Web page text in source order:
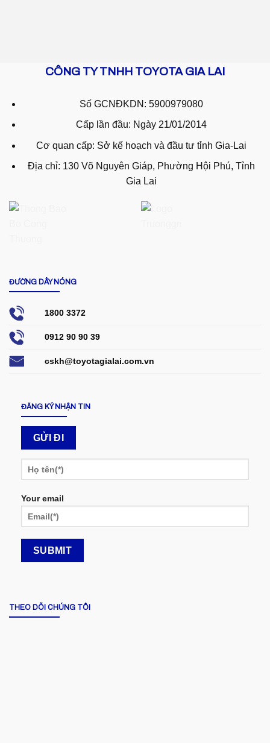
CÔNG TY TNHH TOYOTA GIA LAI
Số GCNĐKDN: 5900979080
Cấp lần đầu: Ngày 21/01/2014
Cơ quan cấp: Sở kế hoạch và đầu tư tỉnh Gia-Lai
Địa chỉ: 130 Võ Nguyên Giáp, Phường Hội Phú, Tỉnh
Gia Lai
ĐƯỜNG DÂY NÓNG
1800 3372
0912 90 90 39
cskh@toyotagialai.com.vn
ĐĂNG KÝ NHẬN TIN
Your email
THEO DÕI CHÚNG TÔI